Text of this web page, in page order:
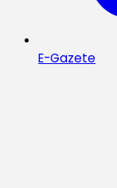
E-Gazete